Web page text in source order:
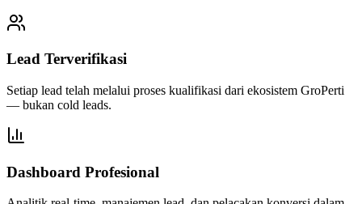
Lead Terverifikasi
Setiap lead telah melalui proses kualifikasi dari ekosistem GroPerti
— bukan cold leads.
Dashboard Profesional